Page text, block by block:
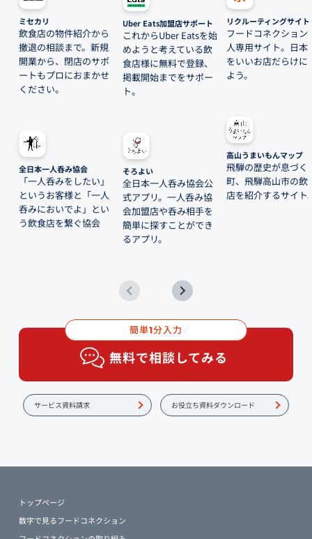
ミセカリ
飲食店の物件紹介から
撤退の相談まで。新規
開業から、閉店のサポ
ートもプロにおまかせ
ください。
全日本一人呑み協会
「一人呑みをしたい」
というお客様と「一人
呑みにおいでよ」とい
う飲食店を繋ぐ協会
Uber Eats加盟店サポート
これからUber Eatsを始
めようと考えている飲
食店様に無料で登録、
掲載開始までをサポー
ト。
そろよい
全日本一人呑み協会公
式アプリ。一人呑み協
会加盟店や呑み相手を
簡単に探すことができ
るアプリ。
リクルーティングサイト
フードコネクション
人専用サイト。日本
をいいお店だらけに
よう。
高山うまいもんマップ
飛騨の歴史が息づく
町、飛騨高山市の飲
店を紹介するサイト
簡単1分入力
無料で相談してみる
サービス資料請求 お役立ち資料ダウンロード
トップページ
数字で見るフードコネクション